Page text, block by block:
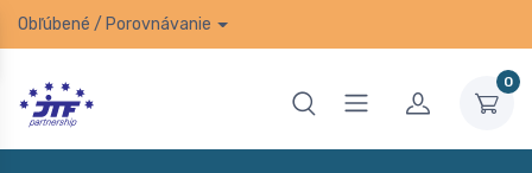
Obľúbené / Porovnávanie
0